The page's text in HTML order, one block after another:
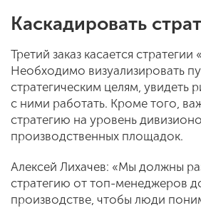
Каскадировать
Третий заказ касается
Необходимо визуализировать
стратегическим целям, увидеть
с ними работать. Кроме того,
стратегию на уровень
производственных площадок.
Алексей Лихачев: «Мы должны
стратегию от топ-менеджеров
производстве, чтобы люди